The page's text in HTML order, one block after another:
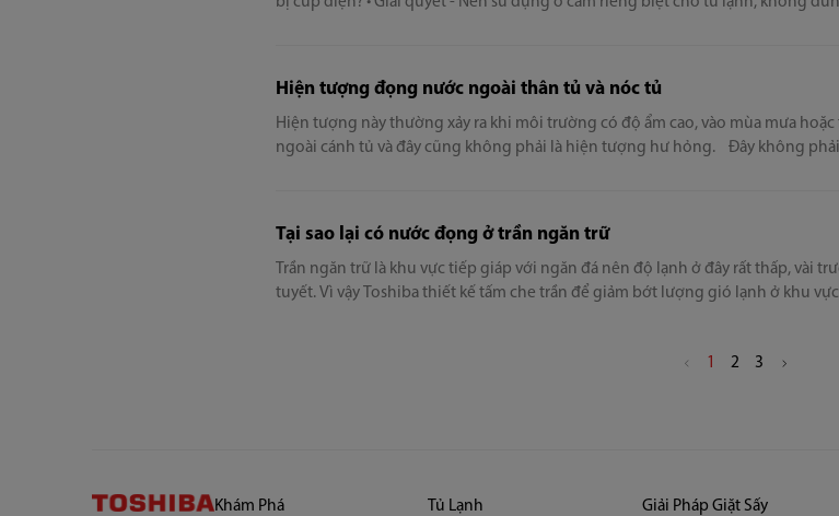
Hiện tượng đọng nước ngoài thân tủ và nóc tủ
Hiện tượng này thường xảy ra khi môi trường có độ ẩm cao, vào mùa mưa
ngoài cánh tủ và đây cũng không phải là hiện tượng hư hỏng. Đây không phải
Tại sao lại có nước đọng ở trần ngăn trữ
Trần ngăn trữ là khu vực tiếp giáp với ngăn đá nên độ lạnh ở đây rất thấp, vài
tuyết. Vì vậy Toshiba thiết kế tấm che trần để giảm bớt lượng gió lạnh ở khu
nguyên nhân gây ra đọng nước. Có phải hư hỏng không Đây chỉ là hiện tượng
1 2 3
Khám Phá Tủ Lạnh Giải Pháp Giặt Sấy